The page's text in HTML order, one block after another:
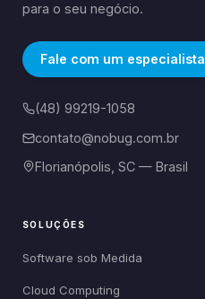
para o seu negócio.
Fale com um especialista
(48) 99219-1058
contato@nobug.com.br
Florianópolis, SC — Brasil
SOLUÇÕES
Software sob Medida
Cloud Computing